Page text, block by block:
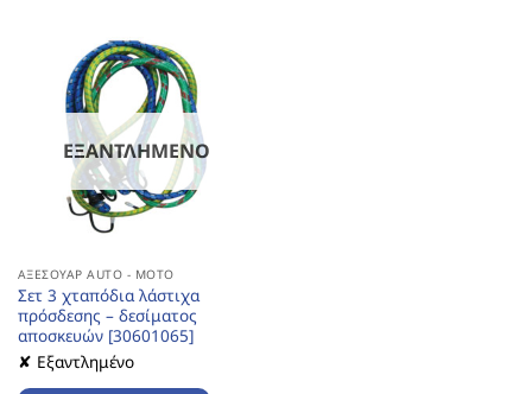
ΕΞΑΝΤΛΗΜΈΝΟ
ΑΞΕΣΟΥΆΡ AUTO - MOTO
Σετ 3 χταπόδια λάστιχα
πρόσδεσης – δεσίματος
αποσκευών [30601065]
✘ Εξαντλημένο